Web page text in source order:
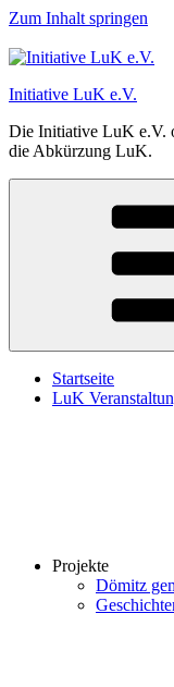
Zum Inhalt springen
Initiative LuK e.V.
Die Initiative LuK e.V.
die Abkürzung LuK.
Startseite
LuK
Projekte
Dömitz